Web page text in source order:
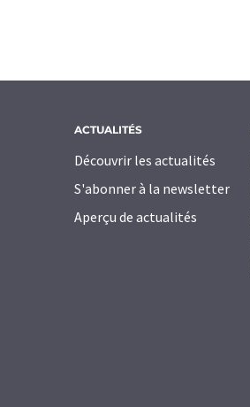
ACTUALITÉS
Découvrir les actualités
S'abonner à la newsletter
Aperçu de actualités